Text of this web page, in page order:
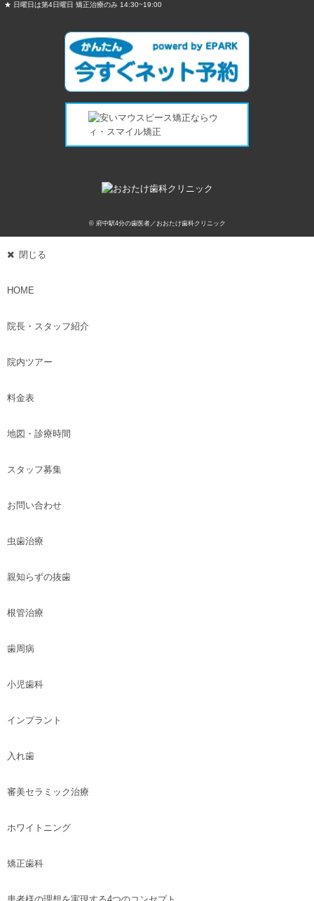
★ 日曜日は第4日曜日 矯正治療のみ 14:30~19:00
© 府中駅4分の歯医者／おおたけ歯科クリニック
閉じる
HOME
院長・スタッフ紹介
院内ツアー
料金表
地図・診療時間
スタッフ募集
お問い合わせ
虫歯治療
親知らずの抜歯
根管治療
歯周病
小児歯科
インプラント
入れ歯
審美セラミック治療
ホワイトニング
矯正歯科